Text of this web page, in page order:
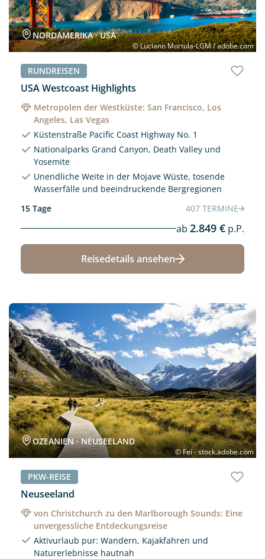
© Luciano Mortula-LGM / adobe.com
NORDAMERIKA · USA
RUNDREISEN
USA Westcoast Highlights
Metropolen der Westküste: San Francisco, Los
Angeles, Las Vegas
Küstenstraße Pacific Coast Highway No. 1
Nationalparks Grand Canyon, Death Valley und
Yosemite
Unendliche Weite in der Mojave Wüste, tosende
Wasserfälle und beeindruckende Bergregionen
15 Tage
407 TERMINE
ab 2.849 € p.P.
Reisedetails ansehen
Neu
© Fei - stock.adobe.com
OZEANIEN · NEUSEELAND
PKW-REISE
Neuseeland
von Christchurch zu den Marlborough Sounds: Eine
unvergessliche Entdeckungsreise
Aktivurlaub pur: Wandern, Kajakfahren und
Naturerlebnisse hautnah